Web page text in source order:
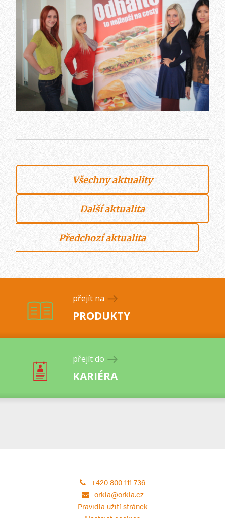
Všechny aktuality
Další aktualita
Předchozí aktualita
přejít na
PRODUKTY
přejít do
KARIÉRA
+420 800 111 736
orkla@orkla.cz
Pravidla užití stránek